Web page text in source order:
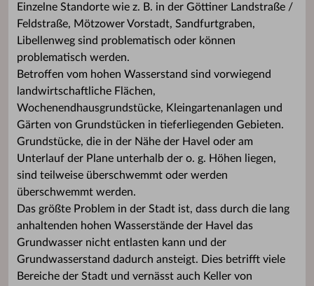
Einzelne Standorte wie z. B. in der Göttiner Landstraße /
Feldstraße, Mötzower Vorstadt, Sandfurtgraben,
Libellenweg sind problematisch oder können
problematisch werden.
Betroffen vom hohen Wasserstand sind vorwiegend
landwirtschaftliche Flächen,
Wochenendhausgrundstücke, Kleingartenanlagen und
Gärten von Grundstücken in tieferliegenden Gebieten.
Grundstücke, die in der Nähe der Havel oder am
Unterlauf der Plane unterhalb der o. g. Höhen liegen,
sind teilweise überschwemmt oder werden
überschwemmt werden.
Das größte Problem in der Stadt ist, dass durch die lang
anhaltenden hohen Wasserstände der Havel das
Grundwasser nicht entlasten kann und der
Grundwasserstand dadurch ansteigt. Dies betrifft viele
Bereiche der Stadt und vernässt auch Keller von